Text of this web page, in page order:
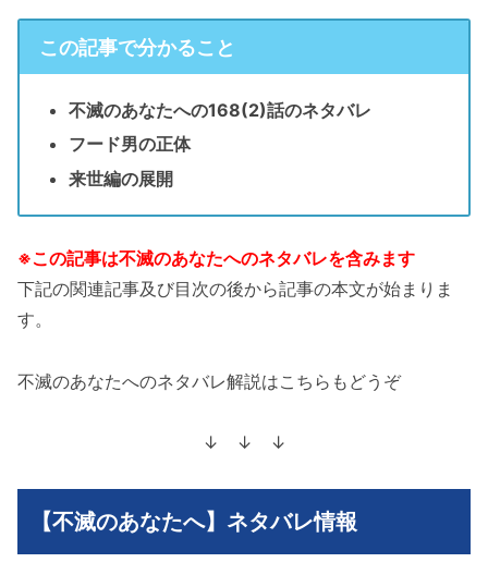
この記事で分かること
不滅のあなたへの168(2)話のネタバレ
フード男の正体
来世編の展開
※この記事は不滅のあなたへのネタバレを含みます
下記の関連記事及び目次の後から記事の本文が始まりま
す。
不滅のあなたへのネタバレ解説はこちらもどうぞ
↓ ↓ ↓
【不滅のあなたへ】ネタバレ情報